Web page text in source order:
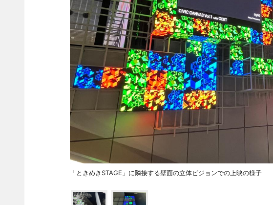
「ときめきSTAGE」に隣接する壁面の立体ビジョンでの上映の様子